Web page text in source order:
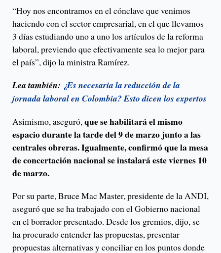
“Hoy nos encontramos en el cónclave que venimos
haciendo con el sector empresarial, en el que llevamos
3 días estudiando uno a uno los artículos de la reforma
laboral, previendo que efectivamente sea lo mejor para
el país”, dijo la ministra Ramírez.
Lea también: ¿Es necesaria la reducción de la
jornada laboral en Colombia? Esto dicen los expertos
Asimismo, aseguró, que se habilitará el mismo
espacio durante la tarde del 9 de marzo junto a las
centrales obreras. Igualmente, confirmó que la mesa
de concertación nacional se instalará este viernes 10
de marzo.
Por su parte, Bruce Mac Master, presidente de la ANDI,
aseguró que se ha trabajado con el Gobierno nacional
en el borrador presentado. Desde los gremios, dijo, se
ha procurado entender las propuestas, presentar
propuestas alternativas y conciliar en los puntos donde